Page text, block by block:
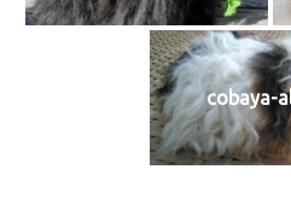
cobaya-